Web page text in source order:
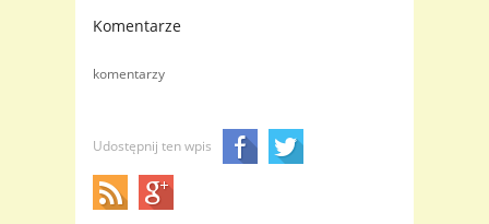
Komentarze
komentarzy
Udostępnij ten wpis